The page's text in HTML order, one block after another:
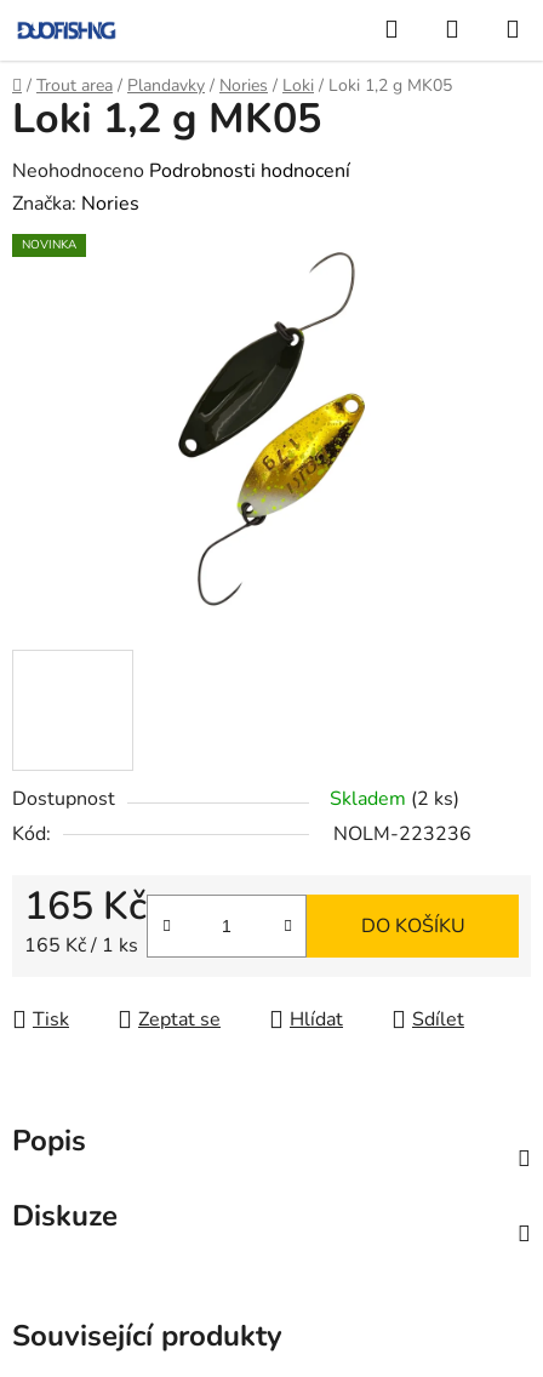
na
obsah
Hledat
KOŠÍK
Domů
/ Trout area / Plandavky / Nories / Loki / Loki 1,2 g MK05
Dostupnost Skladem (2 ks)
Kód:
NOLM-223236
165 Kč
Měrná cena:
165 Kč / 1 ks
DO KOŠÍKU
Tisk Zeptat se Hlídat Sdílet
Loki 1,2 g MK05
Průměrné
hodnocení
produktu
Neohodnoceno Podrobnosti hodnocení
Značka: Nories
NOVINKA
Popis
Diskuze
Související produkty